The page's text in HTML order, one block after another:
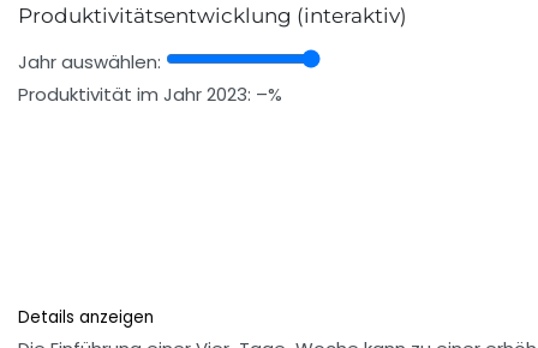
Produktivitätsentwicklung (interaktiv)
Jahr auswählen:
Produktivität im Jahr 2023: –%
Details anzeigen